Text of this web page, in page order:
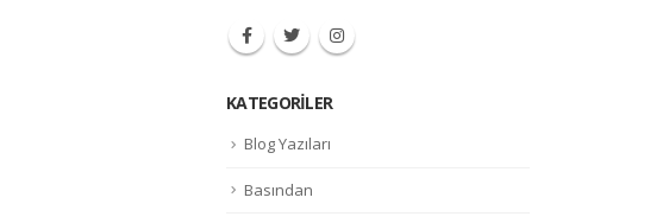
KATEGORILER
Blog Yazıları
Basından